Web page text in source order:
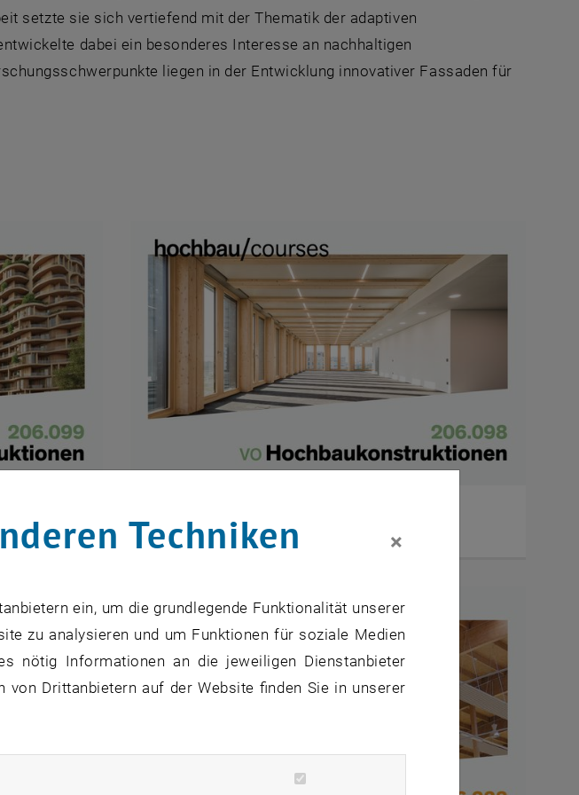
setzte sie sich vertiefend mit der Thematik der adaptiven
dabei ein besonderes Interesse an nachhaltigen
liegen in der Entwicklung innovativer Fassaden für
2026S, VO, 3.0h, 4.5EC
Techniken ×
ein, um die grundlegende Funktionalität unserer
zu analysieren und um Funktionen für soziale Medien
nötig Informationen an die jeweiligen Dienstanbieter
Drittanbietern auf der Website finden Sie in unserer